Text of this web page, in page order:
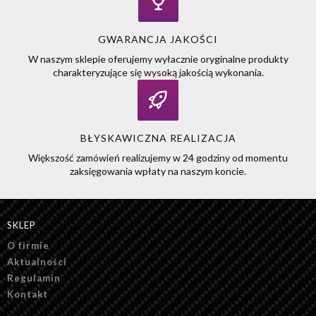
GWARANCJA JAKOŚCI
W naszym sklepie oferujemy wyłacznie oryginalne produkty
charakteryzujące się wysoką jakością wykonania.
BŁYSKAWICZNA REALIZACJA
Większość zamówień realizujemy w 24 godziny od momentu
zaksięgowania wpłaty na naszym koncie.
SKLEP
O firmie
Aktualności
Regulamin
Kontakt